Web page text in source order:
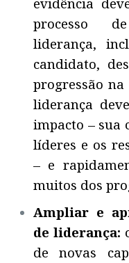
processo
liderança,
candidato,
progressão
liderança
impacto – sua
líderes e os
– e
muitos dos
Ampliar e
de liderança:
de novas